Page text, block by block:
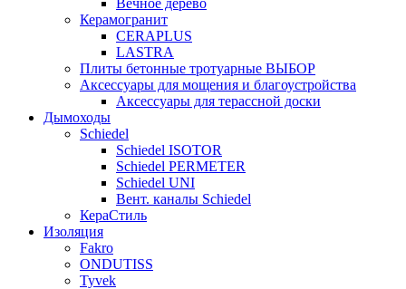
Вечное дерево
Керамогранит
CERAPLUS
LASTRA
Плиты бетонные тротуарные ВЫБОР
Аксессуары для мощения и благоустройства
Аксессуары для терассной доски
Дымоходы
Schiedel
Schiedel ISOTOR
Schiedel PERMETER
Schiedel UNI
Вент. каналы Schiedel
КераСтиль
Изоляция
Fakro
ONDUTISS
Tyvek